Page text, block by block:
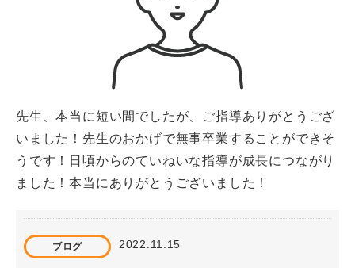
先生、本当に短い間でしたが、ご指導ありがとうござ
いました！先生のおかげで無事卒業することができそ
うです！日頃からのていねいな指導が成長につながり
ました！本当にありがとうございました！
ブログ 2022.11.15